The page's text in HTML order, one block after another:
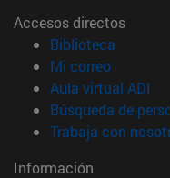
Accesos directos
Biblioteca
Mi correo(abre en
Aula virtual ADI
Búsqueda de
Trabaja con
Información